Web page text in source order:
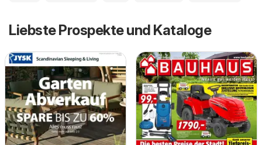
Liebste Prospekte und Kataloge